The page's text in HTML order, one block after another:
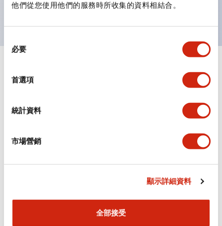
他們從您使用他們的服務時所收集的資料相結合。
必要
首選項
統計資料
市場營銷
顯示詳細資料
全部接受
顏色表現更明確鮮明，便於更多人識別。
顯示全部+
環境規範
安裝和安裝規範